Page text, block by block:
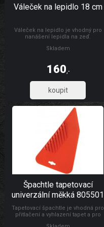
Váleček na lepidlo 18 cm
Váleček na lepidlo je vhodný pro
nanášení lepidla na zeď.
Skladem
160,-
132,23
Špachtle tapetovací
univerzální měkká 805501
Tapetovací špachtle je vhodná pro
přitlačení a vyhlazení tapet a pro